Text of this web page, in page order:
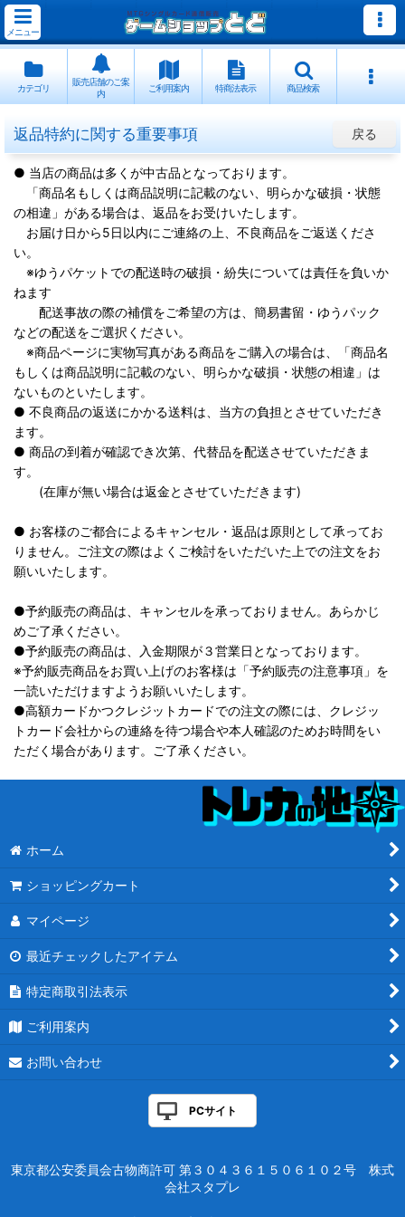
メニュー
カテゴリ
販売店舗のご案
内
ご利用案内 特商法表示 商品検索
返品特約に関する重要事項 戻る
● 当店の商品は多くが中古品となっております。
「商品名もしくは商品説明に記載のない、明らかな破損・状態
の相違」がある場合は、返品をお受けいたします。
お届け日から5日以内にご連絡の上、不良商品をご返送くださ
い。
※ゆうパケットでの配送時の破損・紛失については責任を負いか
ねます
配送事故の際の補償をご希望の方は、簡易書留・ゆうパック
などの配送をご選択ください。
※商品ページに実物写真がある商品をご購入の場合は、「商品名
もしくは商品説明に記載のない、明らかな破損・状態の相違」は
ないものといたします。
● 不良商品の返送にかかる送料は、当方の負担とさせていただき
ます。
● 商品の到着が確認でき次第、代替品を配送させていただきま
す。
(在庫が無い場合は返金とさせていただきます)
● お客様のご都合によるキャンセル・返品は原則として承ってお
りません。ご注文の際はよくご検討をいただいた上での注文をお
願いいたします。
●予約販売の商品は、キャンセルを承っておりません。あらかじ
めご了承ください。
●予約販売の商品は、入金期限が３営業日となっております。
※予約販売商品をお買い上げのお客様は「予約販売の注意事項」を
一読いただけますようお願いいたします。
●高額カードかつクレジットカードでの注文の際には、クレジッ
トカード会社からの連絡を待つ場合や本人確認のためお時間をい
ただく場合があります。ご了承ください。
ホーム
ショッピングカート
マイページ
最近チェックしたアイテム
特定商取引法表示
ご利用案内
お問い合わせ
PCサイト
東京都公安委員会古物商許可 第３０４３６１５０６１０２号 株式
会社スタプレ